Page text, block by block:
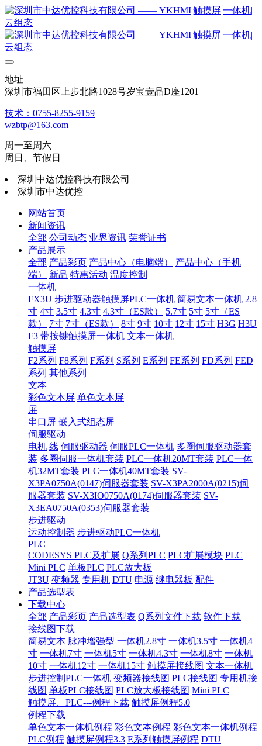
地址
深圳市福田区上步北路1028号岁宝壹品D座1201
技术：0755-8255-9159
wzbtp@163.com
周一至周六
周日、节假日
深圳中达优控科技有限公司
深圳市中达优控
网站首页
新闻资讯
全部 公司动态 业界资讯 荣誉证书
产品展示
全部 产品彩页 产品中心（电脑端）
产品中心（手机
端）
新品 特惠活动 温度控制
一体机
FX3U 步进驱动器触摸屏PLC一体机 简易文本一体机 2.8
寸 4寸 3.5寸 4.3寸 4.3寸（ES款） 5.7寸 5寸 5寸（ES
款）
7寸 7寸（ES款） 8寸 9寸 10寸 12寸 15寸 H3G H3U
F3 带按键触摸屏一体机 文本一体机
触摸屏
F2系列 F8系列 F系列 S系列 E系列 FE系列 FD系列 FED
系列 其他系列
文本
彩色文本屏 单色文本屏
屏
串口屏 嵌入式组态屏
伺服驱动
电机 线 伺服驱动器 伺服PLC一体机 多圈伺服驱动器套
装 多圈伺服一体机套装 PLC一体机20MT套装 PLC一体
机32MT套装 PLC一体机40MT套装 SV-
X3PA0750A(0147)伺服器套装 SV-X3PA2000A(0215)伺
服器套装 SV-X3IO0750A(0174)伺服器套装 SV-
X3EA0750A(0353)伺服器套装
步进驱动
运动控制器 步进驱动PLC一体机
PLC
CODESYS PLC及扩展 Q系列PLC PLC扩展模块 PLC
Mini PLC 单板PLC PLC放大板
JT3U 变频器 专用机 DTU 电源 继电器板 配件
产品选型表
下载中心
全部 产品彩页 产品选型表 Q系列文件下载 软件下载
接线图下载
简易文本 脉冲增强型 一体机2.8寸 一体机3.5寸 一体机4
寸 一体机7寸 一体机5寸 一体机4.3寸 一体机8寸 一体机
10寸 一体机12寸 一体机15寸 触摸屏接线图 文本一体机
步进控制PLC一体机 变频器接线图 PLC接线图 专用机接
线图 单板PLC接线图 PLC放大板接线图 Mini PLC
触摸屏、PLC---例程下载 触摸屏例程5.0
例程下载
单色文本一体机例程 彩色文本例程 彩色文本一体机例程
PLC例程 触摸屏例程3.3 E系列触摸屏例程 DTU